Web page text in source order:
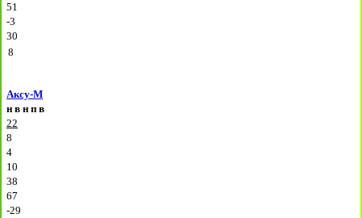
51
-3
30
8
Аксу-М
н в н п в
22
8
4
10
38
67
-29